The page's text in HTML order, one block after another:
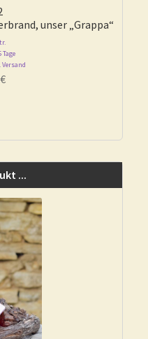
unser „Grappa“
€
...